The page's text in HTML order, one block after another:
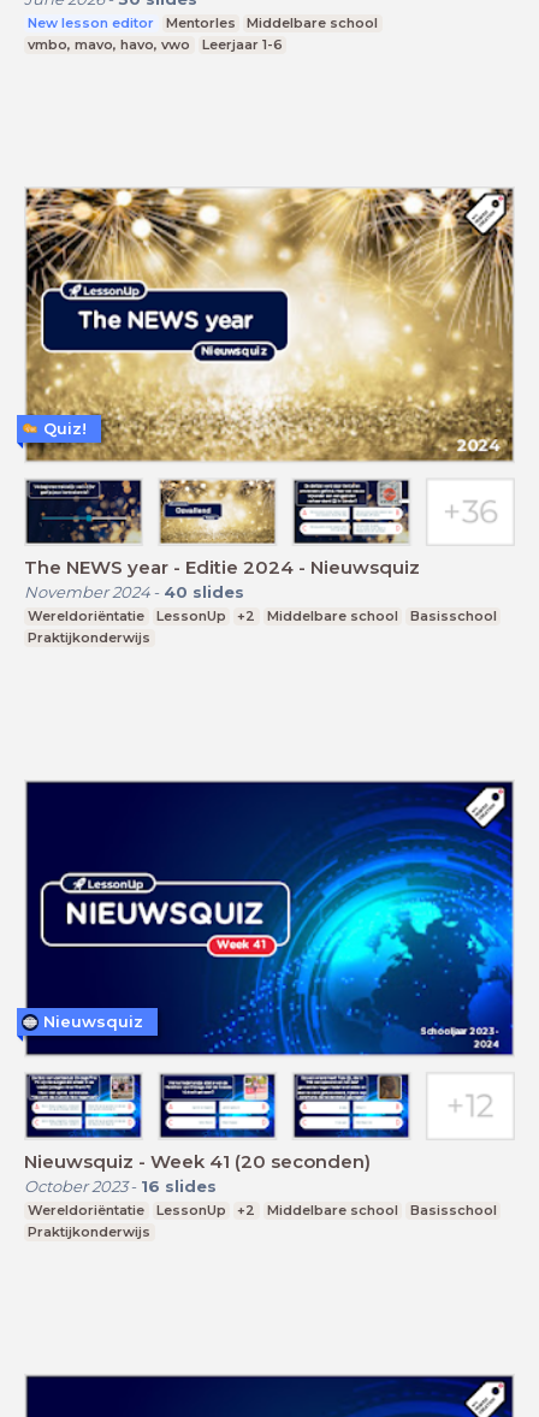
New lesson editor Mentorles
Middelbare school
vmbo, mavo, havo, vwo
Leerjaar 1-6
The NEWS year - Editie 2024 - Nieuwsquiz
November 2024- 40 slides
Wereldoriëntatie LessonUp +2 Middelbare school
Basisschool
Praktijkonderwijs
Quiz!
Nieuwsquiz - Week 41 (20 seconden)
October 2023- 16 slides
Wereldoriëntatie LessonUp +2 Middelbare school
Basisschool
Praktijkonderwijs
Nieuwsquiz